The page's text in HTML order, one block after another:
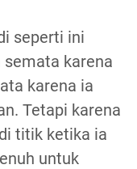
seperti ini
semata karena
karena ia
Tetapi karena
titik ketika ia
untuk